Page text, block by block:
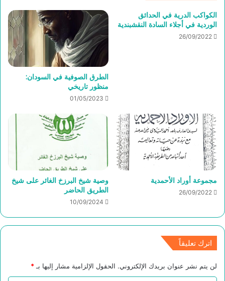
الكواكب الدرية في الحدائق
الوردية في أجلاء السادة النقشبندية
26/09/2022
الطرق الصوفية في السودان:
منظور تاريخي
01/05/2023
مجموعة أوراد الأحمدية
26/09/2022
وصية شيخ البرزخ الغائر على شيخ
الطريق الحاضر
10/09/2024
اترك تعليقاً
لن يتم نشر عنوان بريدك الإلكتروني. الحقول الإلزامية مشار إليها بـ *